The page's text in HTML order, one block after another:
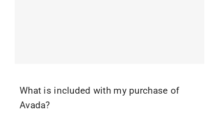
What is included with my purchase of
Avada?